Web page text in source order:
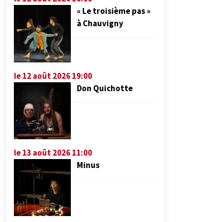
« Le troisième pas »
à Chauvigny
le 12 août 2026 19:00
Don Quichotte
le 13 août 2026 11:00
Minus